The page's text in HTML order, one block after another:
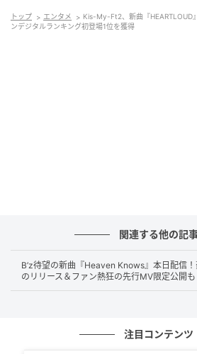
本作は、TVアニメ『MAO』（
でとうございます。長年第一線で
も、決して立ち止まることなく進
Ft2の底力を改めて見せつけられ
『MAO』のオープニングテーマ
マイの音楽に出会った層の心もガ
トップ エンタメ
Kis-My-Ft2、新曲『HEARTLOUD
ンデジタルランキング初登場1位を獲得
関連する他の記
B’z待望の新曲『Heaven Knows』本日配信！
のリリース＆ファン熱狂の先行MV限定公開も
注目コンテンツ